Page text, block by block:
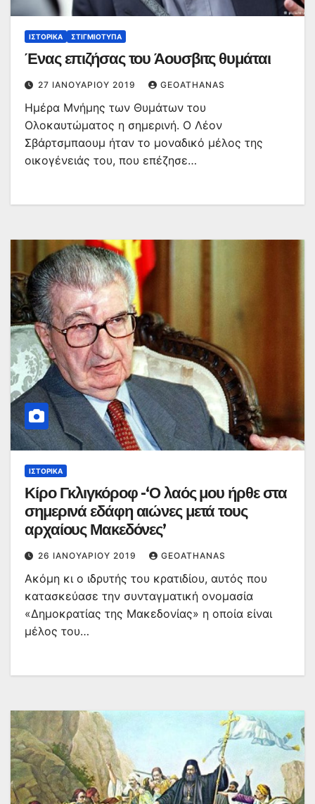
ΙΣΤΟΡΙΚΆ ΣΤΙΓΜΙΌΤΥΠΑ
Ένας επιζήσας του Άουσβιτς θυμάται
27 ΙΑΝΟΥΑΡΊΟΥ 2019 GEOATHANAS
Ημέρα Μνήμης των Θυμάτων του
Ολοκαυτώματος η σημερινή. Ο Λέον
Σβάρτσμπαουμ ήταν το μοναδικό μέλος της
οικογένειάς του, που επέζησε…
ΙΣΤΟΡΙΚΆ
Κίρο Γκλιγκόροφ -‘Ο λαός μου ήρθε στα
σημερινά εδάφη αιώνες μετά τους
αρχαίους Μακεδόνες’
26 ΙΑΝΟΥΑΡΊΟΥ 2019 GEOATHANAS
Ακόμη κι ο ιδρυτής του κρατιδίου, αυτός που
κατασκεύασε την συνταγματική ονομασία
«Δημοκρατίας της Μακεδονίας» η οποία είναι
μέλος του…